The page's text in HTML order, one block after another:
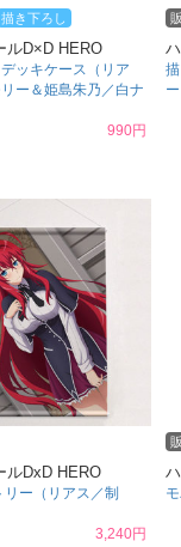
描き下ろし
ルD×D HERO
ッキケース（リア
ー＆姫島朱乃／白ナ
990円
ルDxD HERO
リー（リアス／制
3,240円